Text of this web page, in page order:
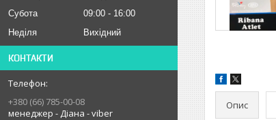
Субота
09:00
16:00
Неділя
Вихідний
КОНТАКТИ
+380 (66) 785-00-08
менеджер - Діана - viber
Опис